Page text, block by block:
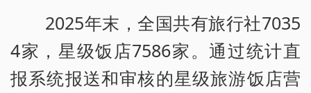
2025年末，全国共有旅行社7035
4家，星级饭店7586家。通过统计直
报系统报送和审核的星级旅游饭店营